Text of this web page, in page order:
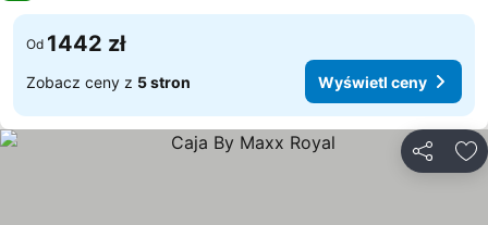
Od 1442 zł
Zobacz ceny z 5 stron Wyświetl ceny